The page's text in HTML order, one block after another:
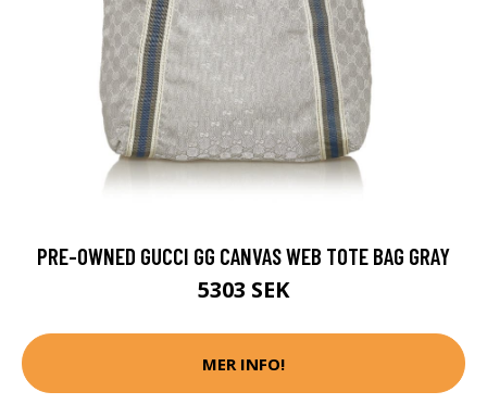
PRE-OWNED GUCCI GG CANVAS WEB TOTE BAG GRAY
5303 SEK
MER INFO!